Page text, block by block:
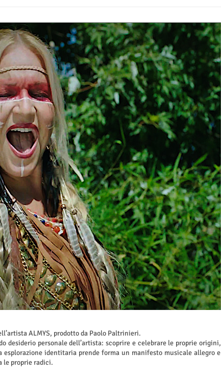
ALMYS, prodotto da Paolo Paltrinieri.
desiderio personale dell’artista: scoprire e celebrare le proprie origini,
esplorazione identitaria prende forma un manifesto musicale allegro e
le proprie radici.